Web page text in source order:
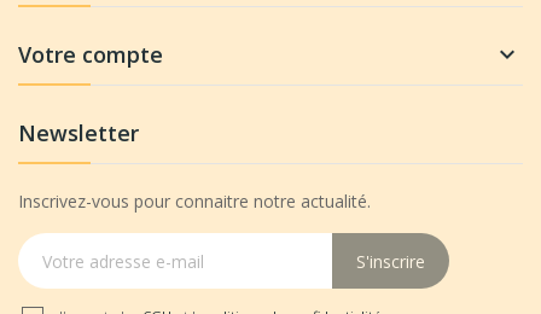
Votre compte 
Newsletter
Inscrivez-vous pour connaitre notre actualité.
S'inscrire